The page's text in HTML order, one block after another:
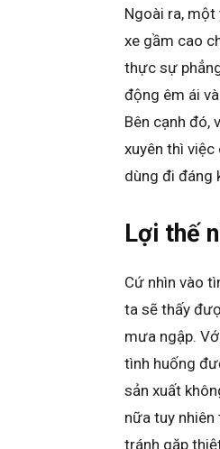
Ngoài ra,
xe gầm cao
thực sự
động êm ái
Bên cạnh đó,
xuyên thì
dùng đi đáng
Lợi thế
Cứ nhìn vào
ta sẽ thấy
mưa ngập.
tình huống
sản xuất
nữa tuy
tránh gặp